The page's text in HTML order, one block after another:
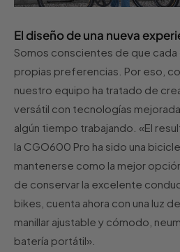
El diseño de una nueva
Somos conscientes de que cada
propias preferencias. Por eso,
nuestro equipo ha tratado de
versátil con tecnologías
algún tiempo trabajando. «El
la CGO600 Pro ha sido una
mantenerse como la mejor
de conservar la excelente
bikes, cuenta ahora con una luz
manillar ajustable y cómodo,
batería portátil».